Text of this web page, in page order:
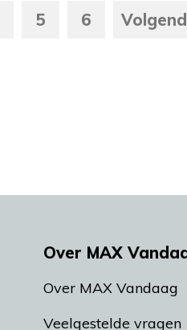
5 6
Over MAX
Over MAX Vandaag
Veelgestelde vragen